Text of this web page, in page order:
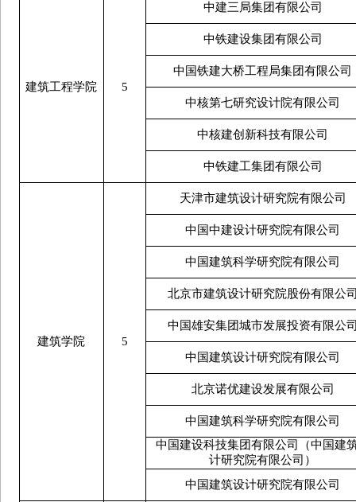
建筑工程学院 5
中建三局集团有限公司
中铁建设集团有限公司
中国铁建大桥工程局集团有限公司
中核第七研究设计院有限公司
中核建创新科技有限公司
中铁建工集团有限公司
建筑学院 5
天津市建筑设计研究院有限公司
中国中建设计研究院有限公司
中国建筑科学研究院有限公司
北京市建筑设计研究院股份有限公
中国雄安集团城市发展投资有限公
中国建筑设计研究院有限公司
北京诺优建设发展有限公司
中国建筑科学研究院有限公司
中国建设科技集团有限公司（中国建
计研究院有限公司）
中国建筑设计研究院有限公司